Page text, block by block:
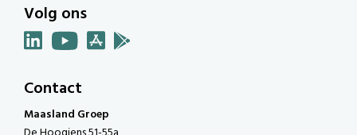
Volg ons
Contact
Maasland Groep